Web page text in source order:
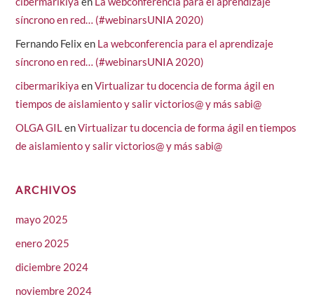
síncrono en red… (#webinarsUNIA 2020)
Fernando Felix en La webconferencia para el aprendizaje
síncrono en red… (#webinarsUNIA 2020)
cibermarikiya enVirtualizar tu docencia de forma ágil en
tiempos de aislamiento y salir victorios@ y más sabi@
OLGA GILenVirtualizar tu docencia de forma ágil en tiempos
de aislamiento y salir victorios@ y más sabi@
ARCHIVOS
mayo 2025
enero 2025
diciembre 2024
noviembre 2024